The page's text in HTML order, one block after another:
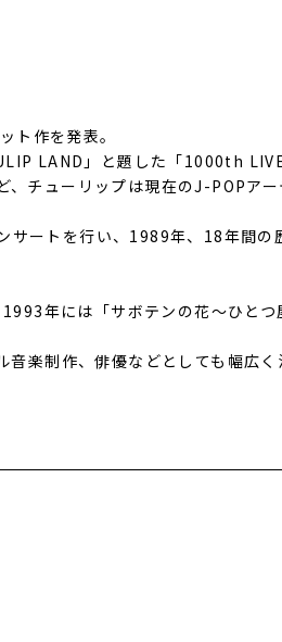
ト作を発表。
LAND」と題した「1000th
チューリップは現在のJ-POPア
ートを行い、1989年、18年間の
年には「サボテンの花〜ひと
楽制作、俳優などとしても幅広く